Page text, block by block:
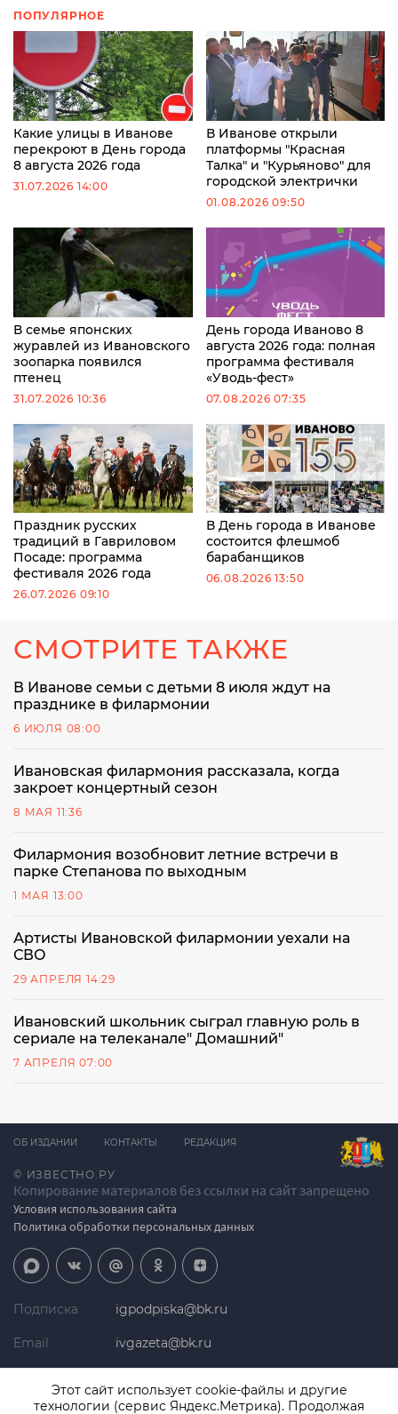
ПОПУЛЯРНОЕ
Какие улицы в Иванове
перекроют в День города
8 августа 2026 года
31.07.2026 14:00
В Иванове открыли
платформы "Красная
Талка" и "Курьяново" для
городской электрички
01.08.2026 09:50
В семье японских
журавлей из Ивановского
зоопарка появился
птенец
31.07.2026 10:36
День города Иваново 8
августа 2026 года: полная
программа фестиваля
«Уводь-фест»
07.08.2026 07:35
Праздник русских
традиций в Гавриловом
Посаде: программа
фестиваля 2026 года
26.07.2026 09:10
В День города в Иванове
состоится флешмоб
барабанщиков
06.08.2026 13:50
СМОТРИТЕ ТАКЖЕ
В Иванове семьи с детьми 8 июля ждут на
празднике в филармонии
6 ИЮЛЯ 08:00
Ивановская филармония рассказала, когда
закроет концертный сезон
8 МАЯ 11:36
Филармония возобновит летние встречи в
парке Степанова по выходным
1 МАЯ 13:00
Артисты Ивановской филармонии уехали на
СВО
29 АПРЕЛЯ 14:29
Ивановский школьник сыграл главную роль в
сериале на телеканале" Домашний"
7 АПРЕЛЯ 07:00
© ИЗВЕСТНО.РУ
Копирование материалов без ссылки на сайт запрещено
Условия использования сайта
Политика обработки персональных данных
ОБ ИЗДАНИИ КОНТАКТЫ РЕДАКЦИЯ
Подписка igpodpiska@bk.ru
Email ivgazeta@bk.ru
Телефон +7 (4932) 41-94-81
Этот сайт использует cookie-файлы и другие
технологии (сервис Яндекс.Метрика). Продолжая